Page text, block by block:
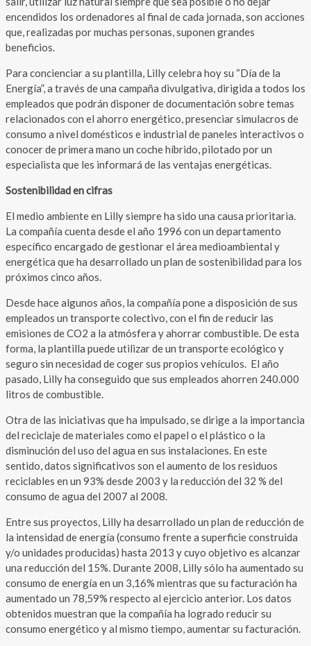
encendidos los ordenadores al final de cada jornada, son acciones
que, realizadas por muchas personas, suponen grandes
beneficios.
Para concienciar a su plantilla, Lilly celebra hoy su “Día de la
Energía”, a través de una campaña divulgativa, dirigida a todos los
empleados que podrán disponer de documentación sobre temas
relacionados con el ahorro energético, presenciar simulacros de
consumo a nivel domésticos e industrial de paneles interactivos o
conocer de primera mano un coche híbrido, pilotado por un
especialista que les informará de las ventajas energéticas.
Sostenibilidad en cifras
El medio ambiente en Lilly siempre ha sido una causa prioritaria.
La compañía cuenta desde el año 1996 con un departamento
específico encargado de gestionar el área medioambiental y
energética que ha desarrollado un plan de sostenibilidad para los
próximos cinco años.
Desde hace algunos años, la compañía pone a disposición de sus
empleados un transporte colectivo, con el fin de reducir las
emisiones de CO2 a la atmósfera y ahorrar combustible. De esta
forma, la plantilla puede utilizar de un transporte ecológico y
seguro sin necesidad de coger sus propios vehículos. El año
pasado, Lilly ha conseguido que sus empleados ahorren 240.000
litros de combustible.
Otra de las iniciativas que ha impulsado, se dirige a la importancia
del reciclaje de materiales como el papel o el plástico o la
disminución del uso del agua en sus instalaciones. En este
sentido, datos significativos son el aumento de los residuos
reciclables en un 93% desde 2003 y la reducción del 32 % del
consumo de agua del 2007 al 2008.
Entre sus proyectos, Lilly ha desarrollado un plan de reducción de
la intensidad de energía (consumo frente a superficie construida
y/o unidades producidas) hasta 2013 y cuyo objetivo es alcanzar
una reducción del 15%. Durante 2008, Lilly sólo ha aumentado su
consumo de energía en un 3,16% mientras que su facturación ha
aumentado un 78,59% respecto al ejercicio anterior. Los datos
obtenidos muestran que la compañía ha logrado reducir su
consumo energético y al mismo tiempo, aumentar su facturación.